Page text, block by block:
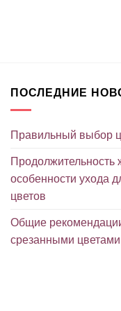
ПОСЛЕДНИЕ
Правильный выбор
Продолжительность
особенности ухода
цветов
Общие
срезанными цветами